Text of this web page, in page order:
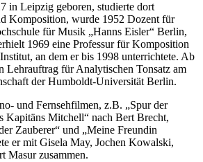
in Leipzig geboren, studierte dort
Komposition, wurde 1952 Dozent für
für Musik „Hanns Eisler“ Berlin,
1969 eine Professur für Komposition
an dem er bis 1998 unterrichtete. Ab
Lehrauftrag für Analytischen Tonsatz am
der Humboldt-Universität Berlin.
und Fernsehfilmen, z.B. „Spur der
Kapitäns Mitchell“ nach Bert Brecht,
Zauberer“ und „Meine Freundin
er mit Gisela May, Jochen Kowalski,
Masur zusammen.